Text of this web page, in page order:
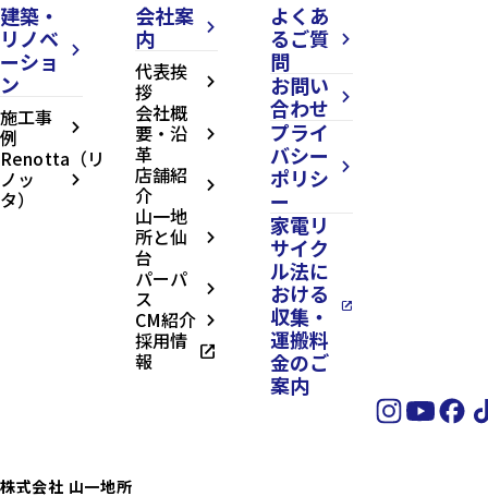
建築・
リノベ
ーショ
ン
arrow_forward_ios
施工事
例 arrow_forward_ios
Renotta（リ
ノッ
タ）
arrow_forward_ios
会社案
内
arrow_forward_ios
代表挨
拶 arrow_forward_ios
会社概
要・沿
革
arrow_forward_ios
店舗紹
介 arrow_forward_ios
山一地
所と仙
台
arrow_forward_ios
パーパ
ス arrow_forward_ios
CM紹介 arrow_forward_ios
採用情
報 open_in_new
よくあ
るご質
問
arrow_forward_ios
お問い
合わせ
arrow_forward_ios
プライ
バシー
ポリシ
ー
arrow_forward_ios
家電リ
サイク
ル法に
おける
収集・
運搬料
金のご
案内
open_in_new
株式会社 山一地所